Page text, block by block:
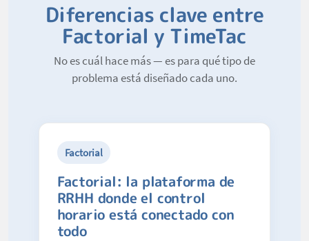
Diferencias clave entre
Factorial y TimeTac
No es cuál hace más — es para qué tipo de
problema está diseñado cada uno.
Factorial
Factorial: la plataforma de
RRHH donde el control
horario está conectado con
todo